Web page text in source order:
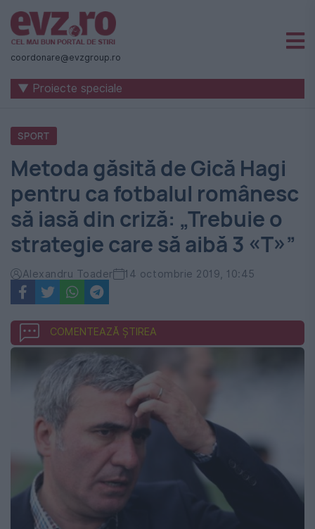
Știri
naționale
internaționale
România
-
Evenimentul
Zilei
coordonare@evzgroup.ro
▼ Proiecte speciale
SPORT
Metoda găsită de Gică Hagi
pentru ca fotbalul românesc
să iasă din criză: „Trebuie o
strategie care să aibă 3 «T»”
Alexandru Toader 14 octombrie 2019, 10:45
COMENTEAZĂ ȘTIREA